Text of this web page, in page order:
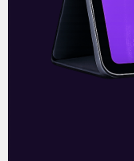
Ainda que o
continue